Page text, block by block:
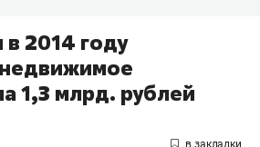
2014 году
1,3 млрд. рублей